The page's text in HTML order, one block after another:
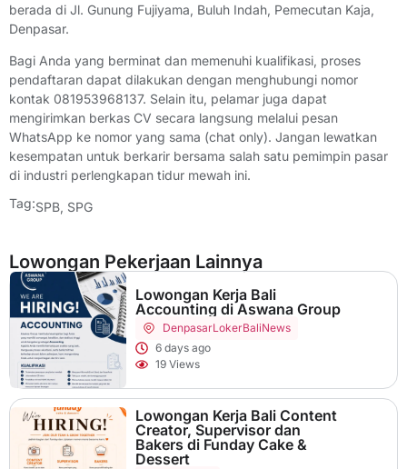
berada di Jl. Gunung Fujiyama, Buluh Indah, Pemecutan Kaja,
Denpasar.
Bagi Anda yang berminat dan memenuhi kualifikasi, proses
pendaftaran dapat dilakukan dengan menghubungi nomor
kontak 081953968137. Selain itu, pelamar juga dapat
mengirimkan berkas CV secara langsung melalui pesan
WhatsApp ke nomor yang sama (chat only). Jangan lewatkan
kesempatan untuk berkarir bersama salah satu pemimpin pasar
di industri perlengkapan tidur mewah ini.
Tag:SPB, SPG
Lowongan Pekerjaan Lainnya
Lowongan Kerja Bali
Accounting di Aswana Group
DenpasarLokerBaliNews
6 days ago
19 Views
Lowongan Kerja Bali Content
Creator, Supervisor dan
Bakers di Funday Cake &
Dessert